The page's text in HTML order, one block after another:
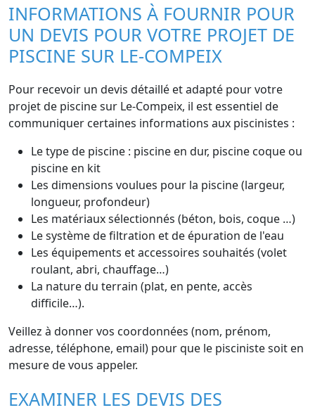
INFORMATIONS À FOURNIR POUR
UN DEVIS POUR VOTRE PROJET DE
PISCINE SUR LE-COMPEIX
Pour recevoir un devis détaillé et adapté pour votre
projet de piscine sur Le-Compeix, il est essentiel de
communiquer certaines informations aux piscinistes :
Le type de piscine : piscine en dur, piscine coque ou
piscine en kit
Les dimensions voulues pour la piscine (largeur,
longueur, profondeur)
Les matériaux sélectionnés (béton, bois, coque …)
Le système de filtration et de épuration de l'eau
Les équipements et accessoires souhaités (volet
roulant, abri, chauffage…)
La nature du terrain (plat, en pente, accès
difficile…).
Veillez à donner vos coordonnées (nom, prénom,
adresse, téléphone, email) pour que le pisciniste soit en
mesure de vous appeler.
EXAMINER LES DEVIS DES